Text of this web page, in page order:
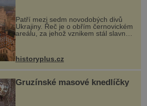
Patří mezi sedm novodobých divů
Ukrajiny. Řeč je o obřím černovickém
areálu, za jehož vznikem stál slavný
český architekt Josef Hlávka. Ten si
na něm dal mimořádně záležet. Jeho
historyplus.cz
Gruzínské masové knedlíčky